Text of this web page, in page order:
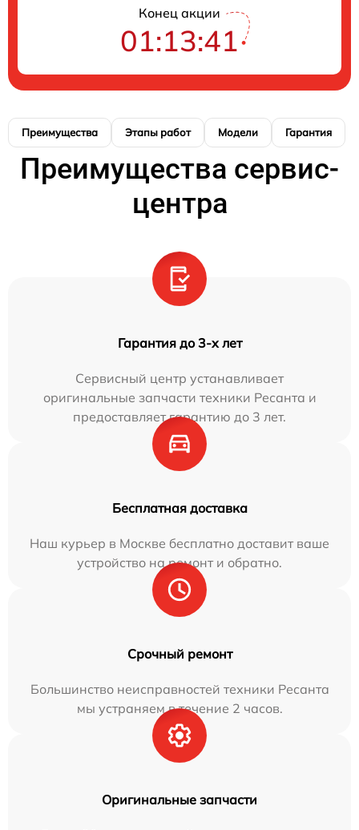
Конец акции
01:13:41
Преимущества Этапы работ Модели Гарантия
Преимущества сервис-
центра
Гарантия до 3-х лет
Сервисный центр устанавливает
оригинальные запчасти техники Ресанта и
предоставляет гарантию до 3 лет.
Бесплатная доставка
Наш курьер в Москве бесплатно доставит ваше
устройство на ремонт и обратно.
Срочный ремонт
Большинство неисправностей техники Ресанта
мы устраняем в течение 2 часов.
Оригинальные запчасти